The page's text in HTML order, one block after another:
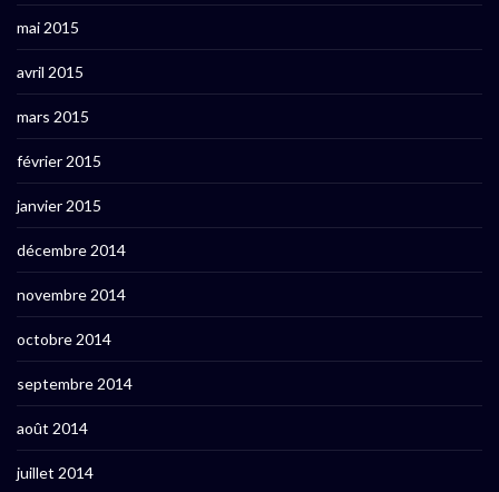
mai 2015
avril 2015
mars 2015
février 2015
janvier 2015
décembre 2014
novembre 2014
octobre 2014
septembre 2014
août 2014
juillet 2014